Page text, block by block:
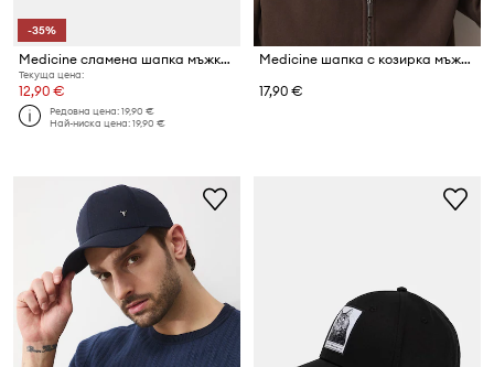
-35%
Medicine сламена шапка мъжка от сплетена материя
Текуща цена:
12,90 €
Редовна цена:19,90 €
Най-ниска цена:19,90 €
Medicine шапка с козирка мъжка
17,90 €